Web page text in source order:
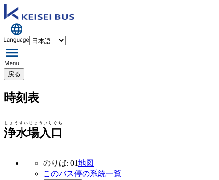
戻る
時刻表
浄水場入口
じょうすいじょういりぐち
のりば: 01地図
このバス停の系統一覧